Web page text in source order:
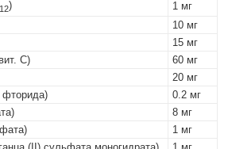
12)
1 мг
10 мг
15 мг
С)
60 мг
20 мг
0.2 мг
8 мг
1 мг